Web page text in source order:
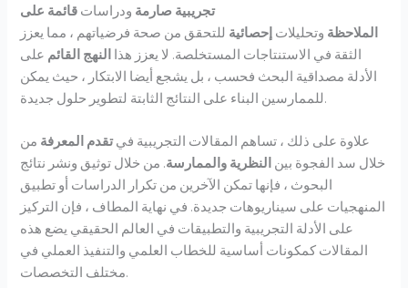
تجريبية صارمة ودراسات قائمة على
الملاحظة وتحليلات إحصائية للتحقق من صحة فرضياتهم ، مما يعزز
الثقة في الاستنتاجات المستخلصة. لا يعزز هذا النهج القائم على
الأدلة مصداقية البحث فحسب ، بل يشجع أيضا الابتكار ، حيث يمكن
للممارسين البناء على النتائج الثابتة لتطوير حلول جديدة.
علاوة على ذلك ، تساهم المقالات التجريبية فيتقدم المعرفة من
خلال سد الفجوة بين النظرية والممارسة. من خلال توثيق ونشر نتائج
البحوث ، فإنها تمكن الآخرين من تكرار الدراسات أو تطبيق
المنهجيات على سيناريوهات جديدة. في نهاية المطاف ، فإن التركيز
على الأدلة التجريبية والتطبيقات في العالم الحقيقي يضع هذه
المقالات كمكونات أساسية للخطاب العلمي والتنفيذ العملي في
مختلف التخصصات.